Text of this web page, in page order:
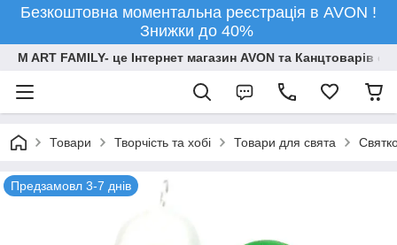
Безкоштовна моментальна реєстрація в AVON !
Знижки до 40%
M ART FAMILY- це Інтернет магазин AVON та Канцтоварів
Товари Творчiсть та хобi Товари для свята
Предзамовл 3-7 днів